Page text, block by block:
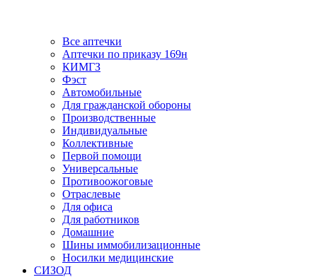
Все аптечки
Аптечки по приказу 169н
КИМГЗ
Фэст
Автомобильные
Для гражданской обороны
Производственные
Индивидуальные
Коллективные
Первой помощи
Универсальные
Противоожоговые
Отраслевые
Для офиса
Для работников
Домашние
Шины иммобилизационные
Носилки медицинские
СИЗОД